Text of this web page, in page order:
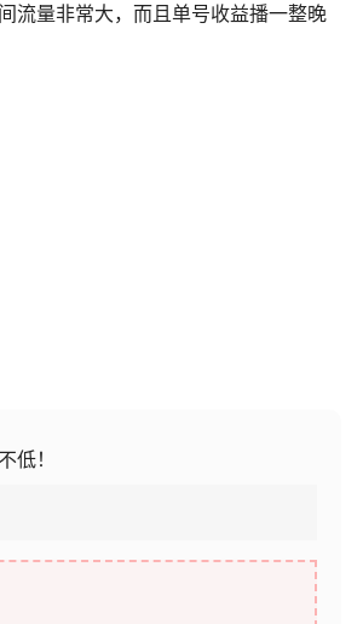
流量非常大，而且单号收益播一整晚
低！